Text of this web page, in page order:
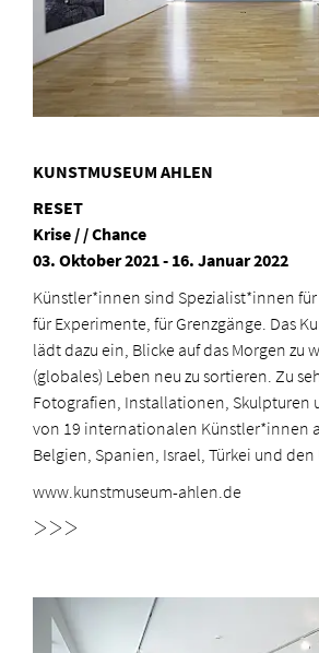
KUNSTMUSEUM AHLEN
RESET
Krise / / Chance
03. Oktober 2021 - 16. Januar 2022
Künstler*innen sind Spezialist*innen
für Experimente, für Grenzgänge. Das
lädt dazu ein, Blicke auf das Morgen zu
(globales) Leben neu zu sortieren. Zu
Fotografien, Installationen, Skulpturen
von 19 internationalen Künstler*innen
Belgien, Spanien, Israel, Türkei und den
www.kunstmuseum-ahlen.de
>>>